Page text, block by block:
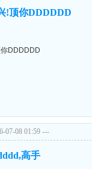
!顶你DDDDDD
DDDDDD
07-08 01:59 ---
高手